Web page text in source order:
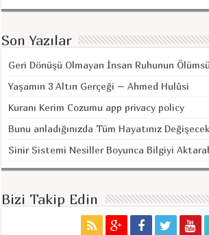
Son Yazılar
Geri Dönüşü Olmayan İnsan Ruhunun
Yaşamın 3 Altın Gerçeği – Ahmed Hulûsi
Kuranı Kerim Cozumu app privacy policy
Bunu anladığınızda Tüm Hayatınız
Sinir Sistemi Nesiller Boyunca Bilgiyi
Bizi Takip Edin